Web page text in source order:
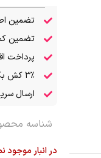
تضمین
تضمین
پرداخت
۳٪ کش بک و شارژ کیف پول
ارسال
شناسه
در انبار موجود